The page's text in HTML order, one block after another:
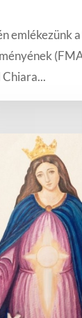
emlékezünk